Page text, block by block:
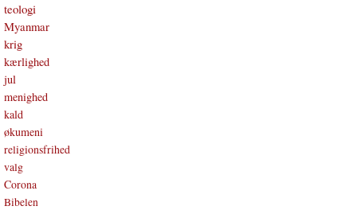
teologi
Myanmar
krig
kærlighed
jul
menighed
kald
økumeni
religionsfrihed
valg
Corona
Bibelen